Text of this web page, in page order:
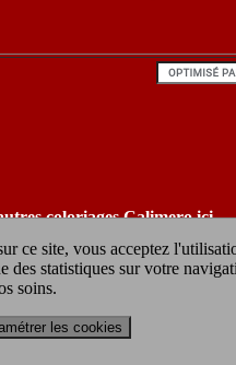
ce site, vous acceptez
des statistiques sur votre
soins.
les cookies
coloriages Calimero ici
coloriage à